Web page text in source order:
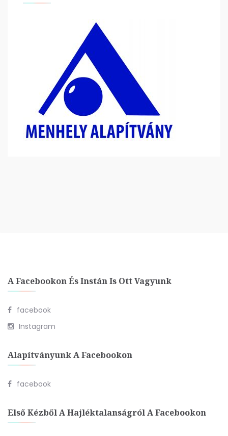
A Facebookon És Instán Is Ott Vagyunk
facebook
Instagram
Alapítványunk A Facebookon
facebook
Első Kézből A Hajléktalanságról A Facebookon